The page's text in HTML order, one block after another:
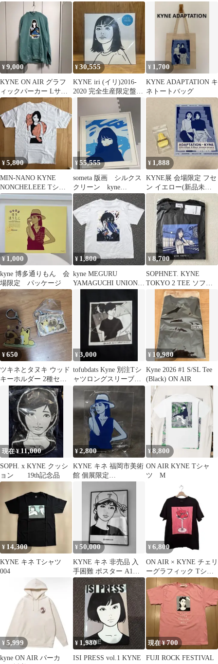
¥9,000
KYNE ON AIR グラフ
ィックパーカー Lサイ
ズ
¥30,555
KYNE iri (イリ)2016-
2020 完全生産限定盤
2LP新品未使用品
¥ 1,700
KYNE ADAPTATION キ
ネトートバッグ
¥5,800
MIN-NANO KYNE
NONCHELEEE Tシャ
ツ ミンナノ
¥55,555
someta 版画 シルクス
クリーン kyne
backside works
¥ 1,888
KYNE展 会場限定 フセ
ン イエロー(新品未使
用)
¥ 1,000
kyne 博多通りもん 会
場限定 パッケージ
¥ 1,800
kyne MEGURU
YAMAGUCHI UNION
¥8,700
SOPHNET. KYNE
TOKYO 2 TEE ソフキ
ネ SOPH KYNE
¥650
ツキネとタヌキ ウッド
キーホルダー 2種セッ
¥3,000
tofubdats Kyne 別注Tシ
ャツロングスリーブT
シャツ黒L
¥ 10,980
Kyne 2026 #1 S/SL Tee
(Black) ON AIR
現在 ¥ 11,000
SOPH. x KYNE クッシ
ョン 19th記念品
¥2,800
KYNE キネ 福岡市美術
館 個展限定
スタンド
¥8,800
ON AIR KYNE Tシャ
ツ M
¥ 14,300
KYNE キネ Tシャツ
004
¥50,000
KYNE キネ 非売品 入
手困難 ポスター A1サ
イズ 841mm
¥ 6,800
ON AIR × KYNE チェリ
ーグラフィック Tシャ
ツ ブラック
¥5,999
kyne ON AIR パーカ
¥1,980
ISI PRESS vol.1 KYNE
現在 ¥700
FUJI ROCK FESTIVAL